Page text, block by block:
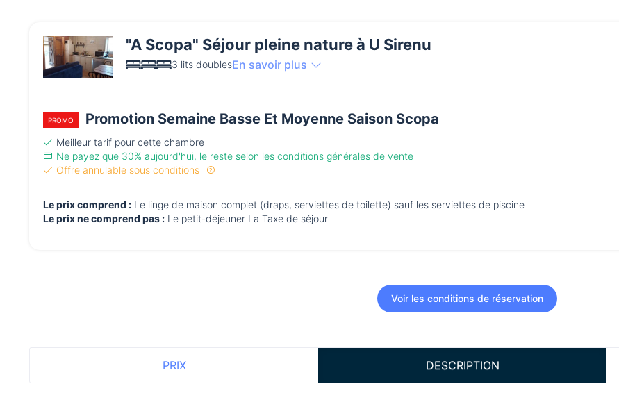
"A Scopa" Séjour pleine nature à U Sirenu
3 lits doublesEn savoir plus
PROMO Promotion Semaine Basse Et Moyenne Saison Scopa
Meilleur tarif pour cette chambre
Ne payez que 30% aujourd'hui, le reste selon les conditions générales de vente
Offre annulable sous conditions
Le prix comprend : Le linge de maison complet (draps, serviettes de toilette) sauf les serviettes de piscine
Le prix ne comprend pas : Le petit-déjeuner La Taxe de séjour
Voir les conditions de réservation
PRIX DESCRIPTION